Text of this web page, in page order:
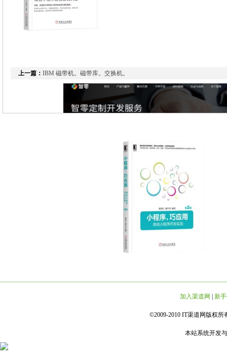
上一篇： IBM 磁带机。磁带库。交换机。
加入渠道网 新
©2009-2010 IT渠道网版权所
本站系统开发